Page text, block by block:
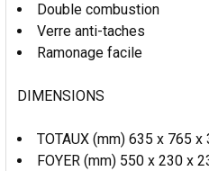
Double combustion
Verre anti-taches
Ramonage facile
DIMENSIONS
TOTAUX (mm) 635 x 765 x
FOYER (mm) 550 x 230 x